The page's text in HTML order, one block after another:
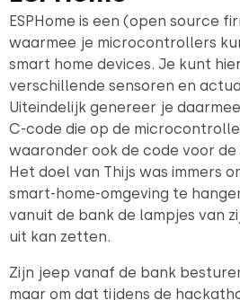
ESPHome is een (open source
waarmee je microcontrollers
smart home devices. Je kunt
verschillende sensoren en
Uiteindelijk genereer je
C-code die op de
waaronder ook de code voor de
Het doel van Thijs was immers
smart-home-omgeving te
vanuit de bank de lampjes van
uit kan zetten.
Zijn jeep vanaf de bank
maar om dat tijdens de